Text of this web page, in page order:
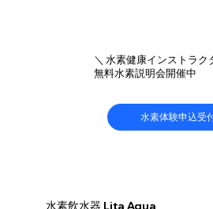
＼ 水素健康インストラク
無料水素説明会開催中
水素体験申込受
​水素飲水器 Lita Aqua